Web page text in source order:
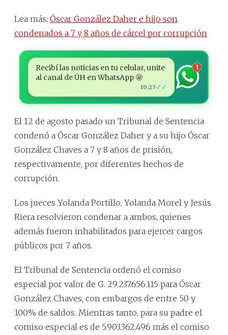
Lea más: Óscar González Daher e hijo son
condenados a 7 y 8 años de cárcel por corrupción
Recibí las noticias en tu celular, unite
al canal de ÚH en WhatsApp 🤩
10:23 ✓✓
1
El 12 de agosto pasado un Tribunal de Sentencia
condenó a Óscar González Daher y a su hijo Óscar
González Chaves a 7 y 8 años de prisión,
respectivamente, por diferentes hechos de
corrupción.
Los jueces Yolanda Portillo, Yolanda Morel y Jesús
Riera resolvieron condenar a ambos, quienes
además fueron inhabilitados para ejercer cargos
públicos por 7 años.
El Tribunal de Sentencia ordenó el comiso
especial por valor de G. 29.237.656.115 para Óscar
González Chaves, con embargos de entre 50 y
100% de saldos. Mientras tanto, para su padre el
comiso especial es de 5.903.362.496 más el comiso